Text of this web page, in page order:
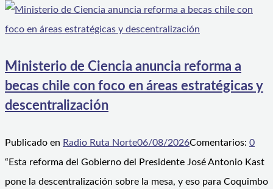
Ministerio de Ciencia anuncia reforma a
becas chile con foco en áreas estratégicas y
descentralización
Publicado en Radio Ruta Norte06/08/2026Comentarios: 0
“Esta reforma del Gobierno del Presidente José Antonio Kast
pone la descentralización sobre la mesa, y eso para Coquimbo